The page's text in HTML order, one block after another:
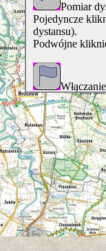
Pomiar
Pojedyncze
dystansu).
Podwójne
nawigacji).
1) Włączone